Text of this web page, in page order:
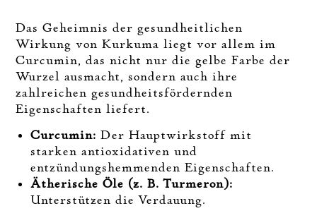
Das Geheimnis der gesundheitlichen
Wirkung von Kurkuma liegt vor allem im
Curcumin, das nicht nur die gelbe Farbe der
Wurzel ausmacht, sondern auch ihre
zahlreichen gesundheitsfördernden
Eigenschaften liefert.
Curcumin: Der Hauptwirkstoff mit
starken antioxidativen und
entzündungshemmenden Eigenschaften.
Ätherische Öle (z. B. Turmeron):
Unterstützen die Verdauung.